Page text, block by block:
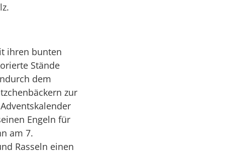
ihren bunten
Stände
dem
zur
Engeln für
am 7.
Rasseln einen